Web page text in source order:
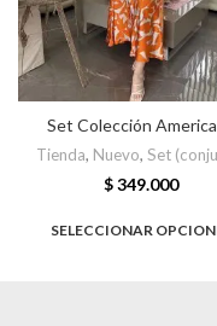
Set Colección
Tienda, Nuevo, Set
$349.000
SELECCIONAR